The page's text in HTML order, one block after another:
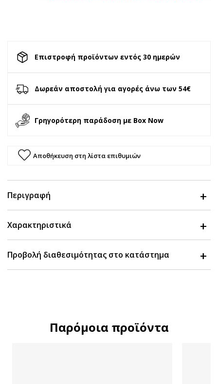
Επιστροφή προϊόντων εντός 30 ημερών
Δωρεάν αποστολή για αγορές άνω των 54€
Γρηγορότερη παράδοση με Box Now
Αποθήκευση στη λίστα επιθυμιών
Περιγραφή
Χαρακτηριστικά
Προβολή διαθεσιμότητας στο κατάστημα
Παρόμοια προϊόντα